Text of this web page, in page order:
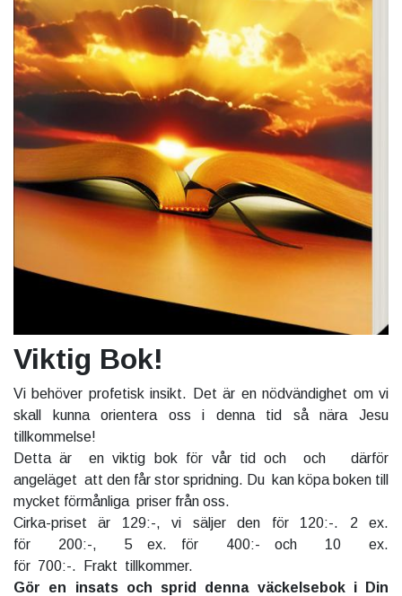
Viktig Bok!
Vi behöver profetisk insikt. Det är en nödvändighet om vi
skall kunna orientera oss i denna tid så nära Jesu
tillkommelse!
Detta är en viktig bok för vår tid och och därför
angeläget att den får stor spridning. Du kan köpa boken till
mycket förmånliga priser från oss.
Cirka-priset är 129:-, vi säljer den för 120:-. 2 ex.
för 200:-, 5 ex. för 400:- och 10 ex.
för 700:-. Frakt tillkommer.
Gör en insats och sprid denna väckelsebok i Din